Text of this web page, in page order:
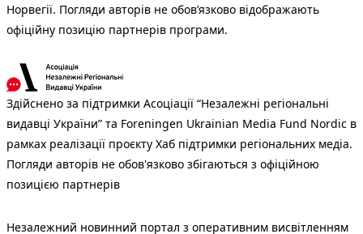
Норвегії. Погляди авторів не обов’язково відображають
офіційну позицію партнерів програми.
Здійснено за підтримки Асоціації “Незалежні регіональні
видавці України” та Foreningen Ukrainian Media Fund Nordic в
рамках реалізації проєкту Хаб підтримки регіональних медіа.
Погляди авторів не обов'язково збігаються з офіційною
позицією партнерів
Незалежний новинний портал з оперативним висвітленням